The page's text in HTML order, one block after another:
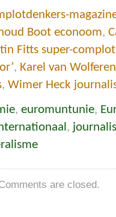
Boot econoom,
Fitts super-
, Karel van
, Wimer Heck
, euromuntunie,
,
are closed.